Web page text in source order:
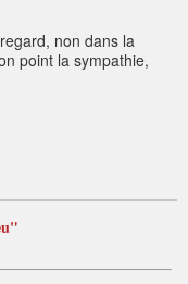
non dans la
point la sympathie,